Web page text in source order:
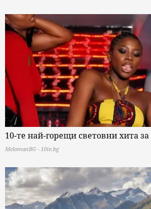
10-те най-горещи световни хита
MelomanBG - 10te.bg